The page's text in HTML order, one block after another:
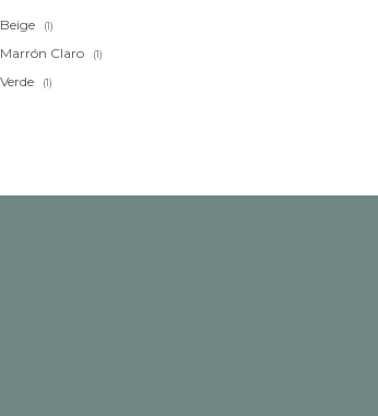
Beige (1)
Marrón Claro (1)
Verde (1)